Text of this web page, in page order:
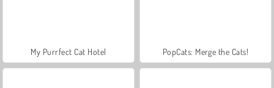
My Purrfect Cat Hotel PopCats: Merge the Cats!